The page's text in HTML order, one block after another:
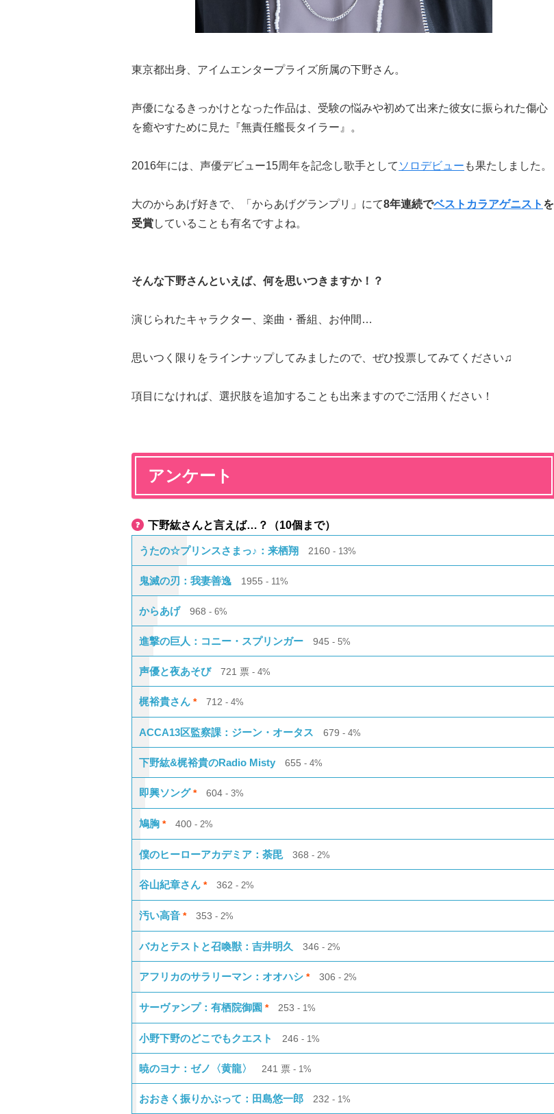
東京都出身、アイムエンタープライズ所属の下野さん。
声優になるきっかけとなった作品は、受験の悩みや初めて出来た彼女に振られた傷心
を癒やすために見た『無責任艦長タイラー』。
2016年には、声優デビュー15周年を記念し歌手として ソロデビュー も果たしました。
大のからあげ好きで、「からあげグランプリ」にて8年連続でベストカラアゲニスト を
受賞していることも有名ですよね。
そんな下野さんといえば、何を思いつきますか！？
演じられたキャラクター、楽曲・番組、お仲間…
思いつく限りをラインナップしてみましたので、ぜひ投票してみてください♫
項目になければ、選択肢を追加することも出来ますのでご活用ください！
アンケート
下野紘さんと言えば…？（10個まで）
うたの☆プリンスさまっ♪：来栖翔 2160 13%
鬼滅の刃：我妻善逸 1955 11%
からあげ 968 6%
進撃の巨人：コニー・スプリンガー 945 5%
声優と夜あそび 721 票 4%
梶裕貴さん * 712 4%
ACCA13区監察課：ジーン・オータス 679 4%
下野紘&梶裕貴のRadio Misty 655 4%
即興ソング * 604 3%
鳩胸 * 400 2%
僕のヒーローアカデミア：荼毘 368 2%
谷山紀章さん * 362 2%
汚い高音 * 353 2%
バカとテストと召喚獣：吉井明久 346 2%
アフリカのサラリーマン：オオハシ * 306 2%
サーヴァンプ：有栖院御園 * 253 1%
小野下野のどこでもクエスト 246 1%
暁のヨナ：ゼノ〈黄龍〉 241 票 1%
おおきく振りかぶって：田島悠一郎 232 1%